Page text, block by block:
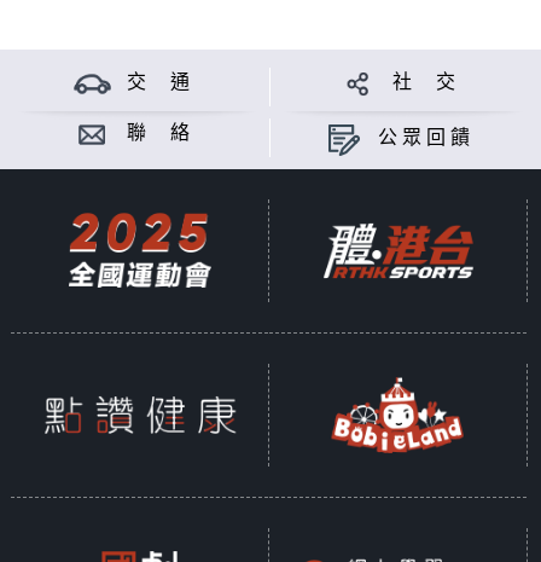
交 通 社 交
聯 絡 公眾回饋